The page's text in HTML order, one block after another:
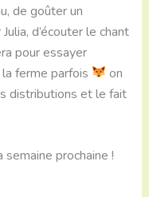
de goûter un
d’écouter le chant
pour essayer
ferme parfois
on
distributions et le fait
prochaine !